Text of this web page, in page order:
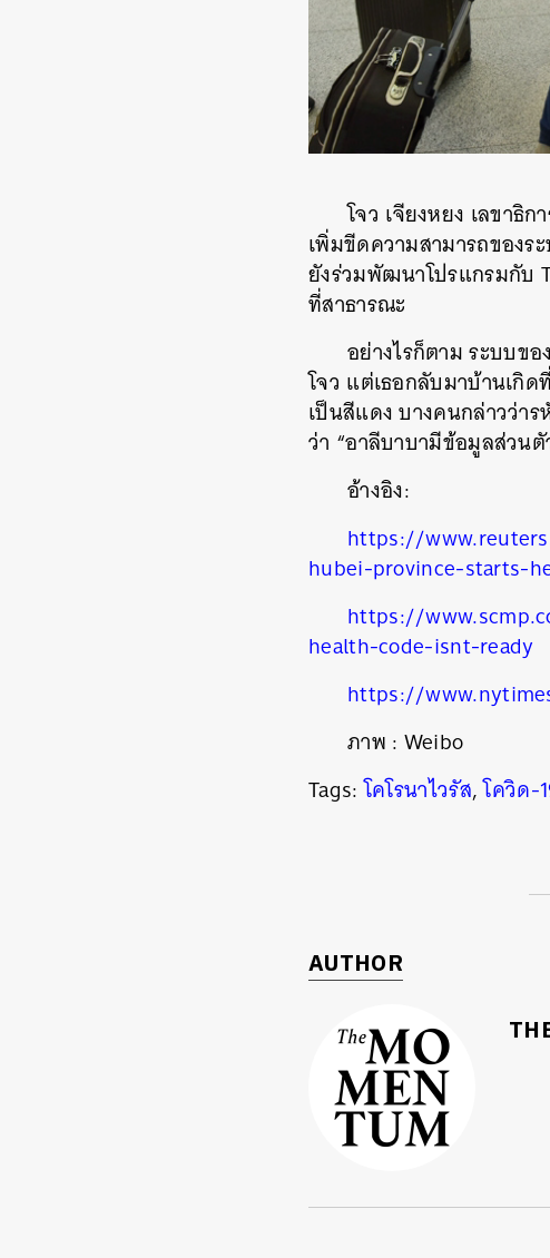
โจว เจียงหยง เลขาธิ
เพิ่มขีดความสามารถของร
ยังร่วมพัฒนาโปรแกรมกับ
ที่สาธารณะ
อย่างไรก็ตาม ระบบข
โจว แต่เธอกลับมาบ้านเกิ
เป็นสีแดง บางคนกล่าวว่า
ว่า “อาลีบาบามีข้อมูลส่วนตั
อ้างอิง:
https://
hubei-province-starts-
https://
health-code-isnt-ready
https://
ภาพ : Weibo
Tags:โคโรนาไวรัส,โควิด-
AUTHOR